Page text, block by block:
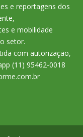
e reportagens dos
e mobilidade
setor.
com autorização,
(11) 95462-0018